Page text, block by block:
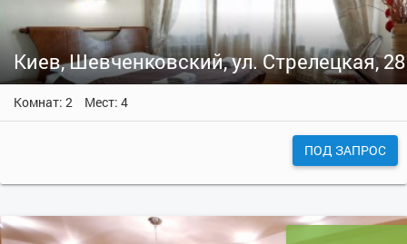
Киев, Шевченковский, ул. Стрелецкая, 28
Комнат: 2 Мест: 4
ПОД ЗАПРОС